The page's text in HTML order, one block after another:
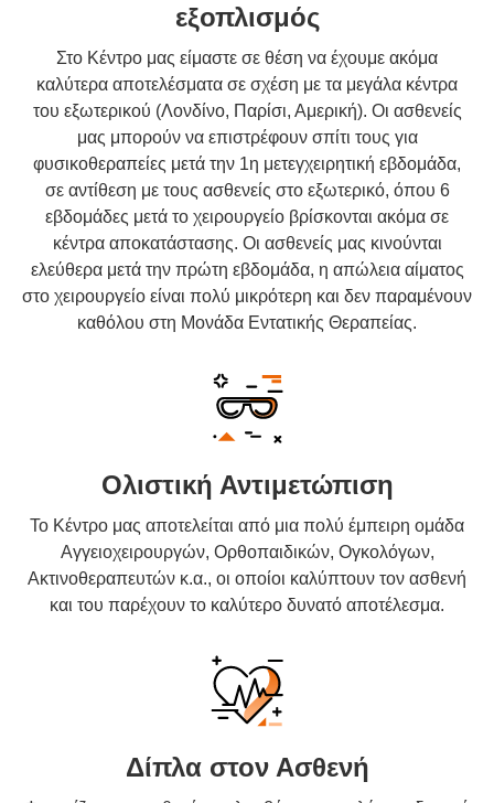
εξοπλισμός
Στο Κέντρο μας είμαστε σε θέση να έχουμε ακόμα
καλύτερα αποτελέσματα σε σχέση με τα μεγάλα κέντρα
του εξωτερικού (Λονδίνο, Παρίσι, Αμερική). Οι ασθενείς
μας μπορούν να επιστρέφουν σπίτι τους για
φυσικοθεραπείες μετά την 1η μετεγχειρητική εβδομάδα,
σε αντίθεση με τους ασθενείς στο εξωτερικό, όπου 6
εβδομάδες μετά το χειρουργείο βρίσκονται ακόμα σε
κέντρα αποκατάστασης. Οι ασθενείς μας κινούνται
ελεύθερα μετά την πρώτη εβδομάδα, η απώλεια αίματος
στο χειρουργείο είναι πολύ μικρότερη και δεν παραμένουν
καθόλου στη Μονάδα Εντατικής Θεραπείας.
Ολιστική Αντιμετώπιση
Το Κέντρο μας αποτελείται από μια πολύ έμπειρη ομάδα
Αγγειοχειρουργών, Ορθοπαιδικών, Ογκολόγων,
Ακτινοθεραπευτών κ.α., οι οποίοι καλύπτουν τον ασθενή
και του παρέχουν το καλύτερο δυνατό αποτέλεσμα.
Δίπλα στον Ασθενή